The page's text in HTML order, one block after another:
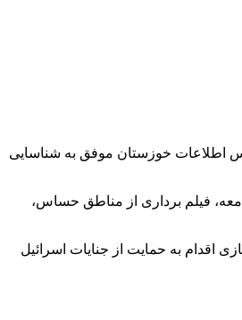
اطلاعات خوزستان موفق به شناسایی
فیلم برداری از مناطق حساس،
اقدام به حمایت از جنایات اسرائیل